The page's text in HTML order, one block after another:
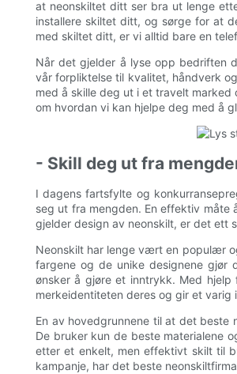
at neonskiltet ditt ser bra ut lenge
installere skiltet ditt, og sørge for at
med skiltet ditt, er vi alltid bare en
Når det gjelder å lyse opp bedriften
vår forpliktelse til kvalitet, håndverk
med å skille deg ut i et travelt
om hvordan vi kan hjelpe deg med å
- Skill deg ut fra
I dagens fartsfylte og
seg ut fra mengden. En effektiv
gjelder design av neonskilt, er det ett
Neonskilt har lenge vært en populær
fargene og de unike designene gjør
ønsker å gjøre et inntrykk. Med hjelp
merkeidentiteten deres og gir et varig
En av hovedgrunnene til at det beste
De bruker kun de beste materialene
etter et enkelt, men effektivt skilt til
kampanje, har det beste